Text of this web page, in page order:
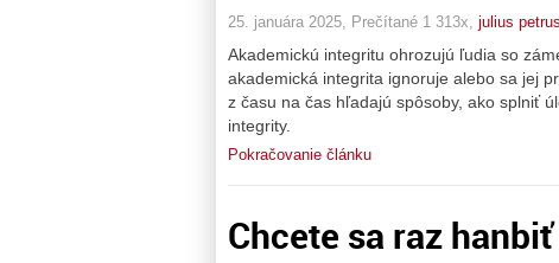
25. januára 2025, Prečítané 1 313x, julius petrus
Akademickú integritu ohrozujú ľudia so
akademická integrita ignoruje alebo sa jej
z času na čas hľadajú spôsoby, ako splniť
integrity.
Pokračovanie článku
Chcete sa raz